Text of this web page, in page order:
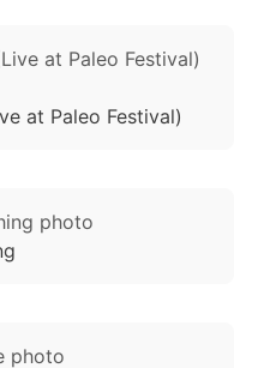
at Paleo Festival)